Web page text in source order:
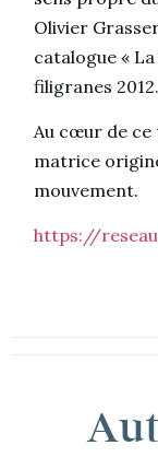
Olivier
catalogue «
filigranes 2012.
Au cœur de
matrice
mouvement.
https://